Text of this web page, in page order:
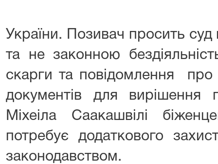
України. Позивач просить
та не законною
скарги та повідомлення
документів для вирішення
Міхеіла Саакашвілі
потребує додаткового
законодавством.